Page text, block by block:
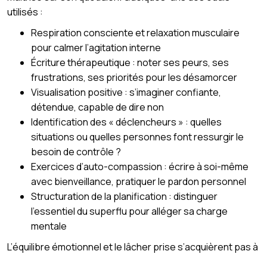
utilisés :
Respiration consciente et relaxation musculaire
pour calmer l’agitation interne
Écriture thérapeutique : noter ses peurs, ses
frustrations, ses priorités pour les désamorcer
Visualisation positive : s’imaginer confiante,
détendue, capable de dire non
Identification des « déclencheurs » : quelles
situations ou quelles personnes font ressurgir le
besoin de contrôle ?
Exercices d’auto-compassion : écrire à soi-même
avec bienveillance, pratiquer le pardon personnel
Structuration de la planification : distinguer
l’essentiel du superflu pour alléger sa charge
mentale
L’équilibre émotionnel et le lâcher prise s’acquièrent pas à